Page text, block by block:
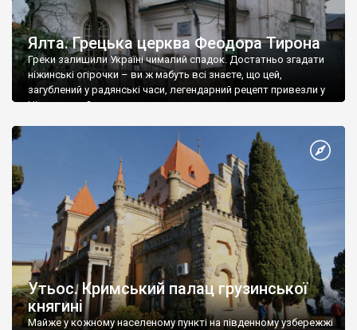
Ялта. Грецька церква Феодора Тирона
Греки залишили Україні чималий спадок. Достатньо згадати
ніжинські огірочки – ви ж мабуть всі знаєте, що цей,
загублений у радянські часи, легендарний рецепт привезли у
Ніжин греки?
Утьос. Кримський палац грузинської
княгині
Майже у кожному населеному пункті на південному узбережжі